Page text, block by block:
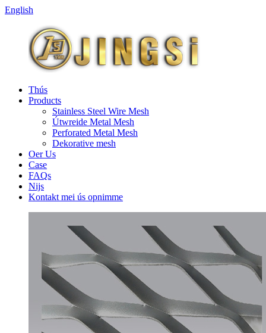
English
Thús
Products
Stainless Steel Wire Mesh
Útwreide Metal Mesh
Perforated Metal Mesh
Dekorative mesh
Oer Us
Case
FAQs
Nijs
Kontakt mei ús opnimme